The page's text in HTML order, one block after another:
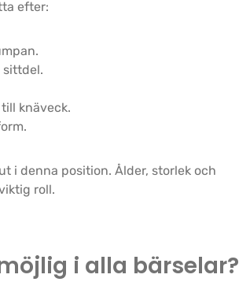
efter:
sittdel.
knäveck.
i denna position. Ålder, storlek och
roll.
i alla bärselar?